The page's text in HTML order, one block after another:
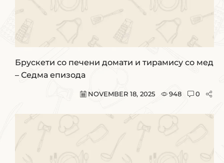
Брускети со печени домати и тирамису со мед
– Седма епизода
NOVEMBER 18, 2025 948 0